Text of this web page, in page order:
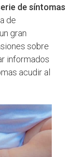
de síntomas
de
gran
sobre
informados
acudir al